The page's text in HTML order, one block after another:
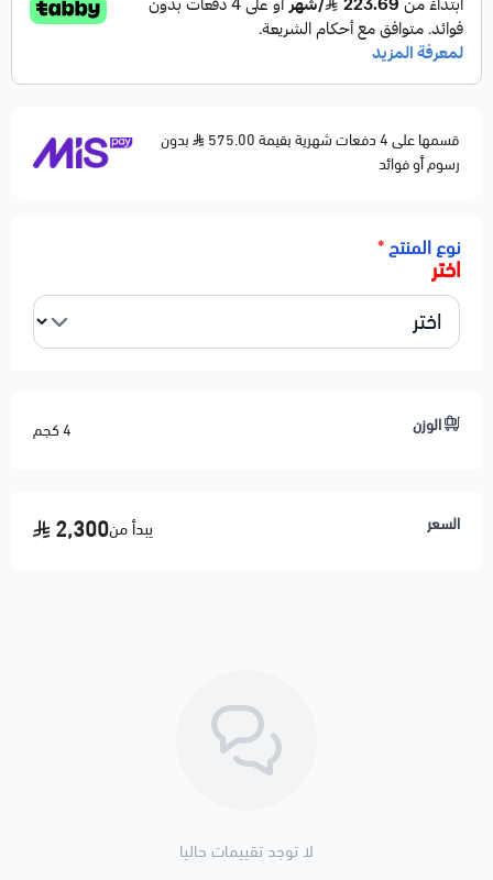
قسمها على 4 دفعات شهرية بقيمة 575.00
بدون
رسوم أو فوائد
نوع المنتج*
اختر
الوزن 4 كجم
السعر يبدأ من2,300
لا توجد تقييمات حاليا